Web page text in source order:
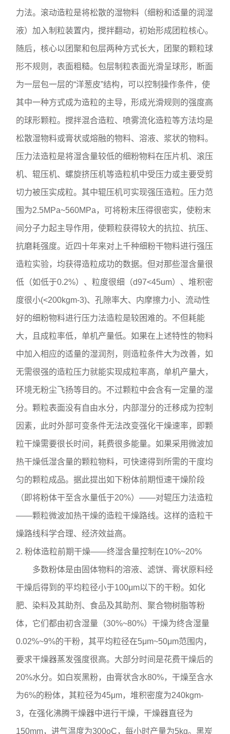
力法。滚动造粒是将松散的湿物料（细粉和适量的润湿
液）加入制粒装置内，搅拌翻动，初始形成团粒核心。
随后，核心以团聚和包层两种方式长大，团聚的颗粒球
形不规则，表面粗糙。包层制粒表面光滑呈球形，断面
为一层包一层的“洋葱皮”结构，可以控制操作条件，使
其中一种方式成为造粒的主导，形成光滑规则的强度高
的球形颗粒。搅拌混合造粒、喷雾流化造粒等方法均是
松散湿物料或膏状或熔融的物料、溶液、浆状的物料。
压力法造粒是将湿含量较低的细粉物料在压片机、滚压
机、辊压机、螺旋挤压机等造粒机中受压力或主要受剪
切力被压实成粒。其中辊压机可实现强压造粒。压力范
围为2.5MPa~560MPa，可将粉末压得很密实，使粉末
间分子力起主导作用，使颗粒获得较大的抗拉、抗压、
抗磨耗强度。近四十年来对上千种细粉干物料进行强压
造粒实验，均获得造粒成功的数据。但对那些湿含量很
低（如低于0.2%）、粒度很细（d97<45um）、堆积密
度很小(<200kgm-3)、孔隙率大、内摩擦力小、流动性
好的细粉物料进行压力法造粒是较困难的。不但耗能
大，且成粒率低，单机产量低。如果在上述特性的物料
中加入相应的适量的湿润剂，则造粒条件大为改善，如
无需很强的造粒压力就能实现成粒率高，单机产量大，
环境无粉尘飞扬等目的。不过颗粒中会含有一定量的湿
分。颗粒表面没有自由水分，内部湿分的迁移成为控制
因素，此时外部可变条件无法改变强化干燥速率，即颗
粒干燥需要很长时间，耗费很多能量。如果采用微波加
热干燥低湿含量的颗粒物料，可快速得到所需的干度均
匀的颗粒成品。据此提出如下粉体前期恒速干燥阶段
（即将粉体干至含水量低于20%）——对辊压力法造粒
——颗粒微波加热干燥的造粒干燥路线。这样的造粒干
燥路线科学合理、经济效益高。
2. 粉体造粒前期干燥——终湿含量控制在10%~20%
多数粉体是由固体物料的溶液、滤饼、膏状原料经
干燥后得到的平均粒径小于100μm以下的干粉。如化
肥、染料及其助剂、食品及其助剂、聚合物树脂等粉
体，它们都由初含湿量（30%~80%）干燥为终含湿量
0.02%~9%的干粉，其平均粒径在5μm~50μm范围内，
要求干燥器蒸发强度很高。大部分时间是花费干燥后的
20%水分。如白炭黑粉，由膏状含水80%，干燥至含水
为6%的粉体，其粒径为45μm，堆积密度为240kgm-
3，在强化沸腾干燥器中进行干燥，干燥器直径为
150mm，进气温度为300oC，每小时产量为5kg。黑炭